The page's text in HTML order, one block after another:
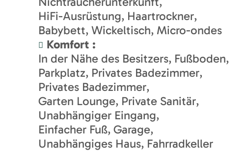
HiFi-Ausrüstung Haartrockner
Babybett Wickeltisch Micro-ondes
Komfort :
In der Nähe des Besitzers Fußboden
Parkplatz Privates Badezimmer
Privates Badezimmer
Garten Lounge Private Sanitär
Unabhängiger Eingang
Einfacher Fuß Garage
Unabhängiges Haus Fahrradkeller